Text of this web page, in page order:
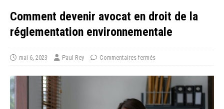
Comment devenir avocat en droit de la
réglementation environnementale
mai 6, 2023 Paul Rey Commentaires fermés